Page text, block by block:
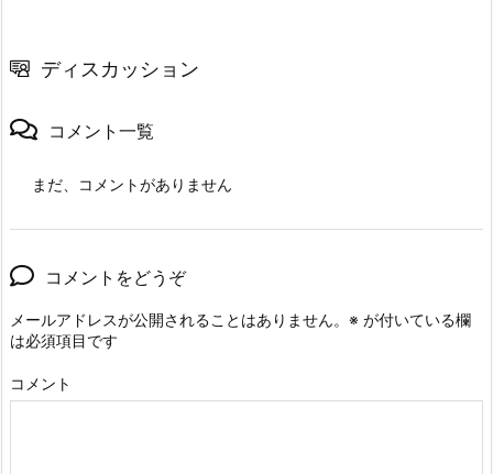
ディスカッション
コメント一覧
まだ、コメントがありません
コメントをどうぞ
メールアドレスが公開されることはありません。 ※ が付いている欄
は必須項目です
コメント